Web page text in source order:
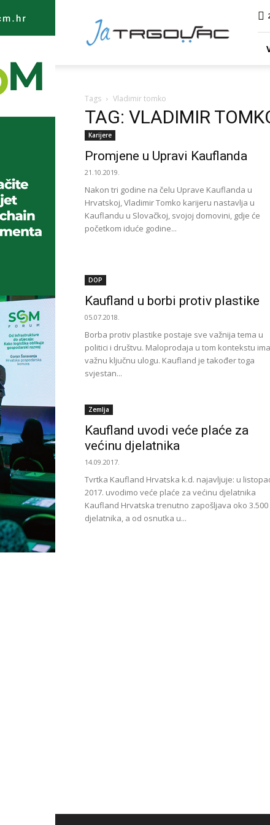
TRGOVAC
Tags Vladimir tomko
TAG: VLADIMIR
Karijere
Promjene u Upravi Kauflanda
21.10.2019.
Nakon tri godine na čelu Uprave Kauflanda u
Hrvatskoj, Vladimir Tomko karijeru nastavlja u
Kauflandu u Slovačkoj, svojoj domovini, gdje će
početkom iduće godine...
DOP
Kaufland u borbi protiv plastike
05.07.2018.
Borba protiv plastike postaje sve važnija tema u
politici i društvu. Maloprodaja u tom kontekstu ima
važnu ključnu ulogu. Kaufland je također toga
svjestan...
Zemlja
Kaufland uvodi veće plaće za
većinu djelatnika
14.09.2017.
Tvrtka Kaufland Hrvatska k.d. najavljuje: u
2017. uvodimo veće plaće za većinu djelatnika
Kaufland Hrvatska trenutno zapošljava oko 3.500
djelatnika, a od osnutka u...